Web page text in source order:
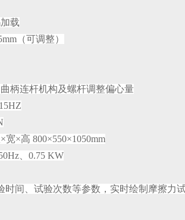
载
（可调整）
柄连杆机构及螺杆调整偏心量
×高 800×550×1050mm
、0.75 KW
时间、试验次数等参数，实时绘制摩擦力